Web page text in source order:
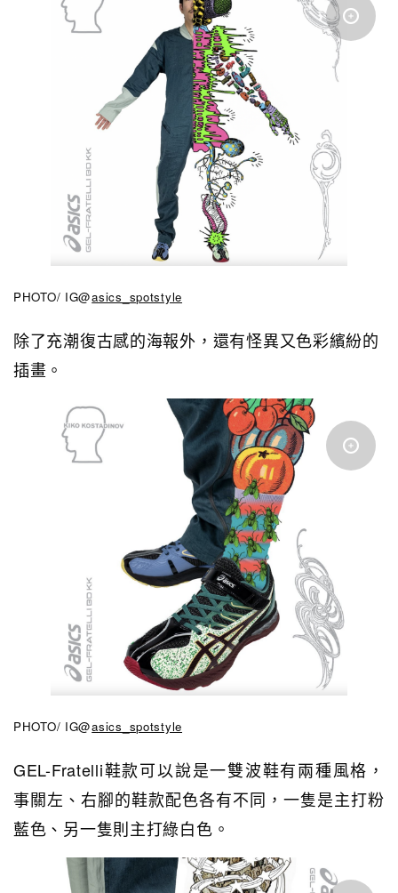
PHOTO/ IG@asics_spotstyle
除了充潮復古感的海報外，還有怪異又色彩繽紛的
插畫。
PHOTO/ IG@asics_spotstyle
GEL-Fratelli鞋款可以說是一雙波鞋有兩種風格，
事關左、右腳的鞋款配色各有不同，一隻是主打粉
藍色、另一隻則主打綠白色。